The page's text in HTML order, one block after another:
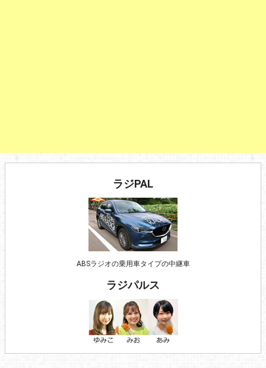
ラジPAL
ABSラジオの乗用車タイプの中継車
ラジパルス